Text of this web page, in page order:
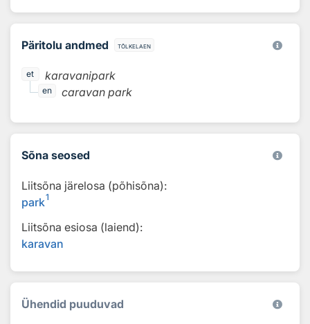
Päritolu andmed tõlkelaen
et karavanipark
en caravan park
Sõna seosed
Liitsõna järelosa (põhisõna):
park1
Liitsõna esiosa (laiend):
karavan
Ühendid puuduvad